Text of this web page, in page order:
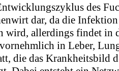
des
dar, da die
wird, allerdings findet in
in Leber,
die das Krankheitsbild